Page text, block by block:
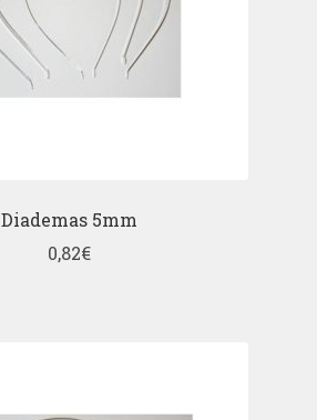
Diademas 5mm
0,82€